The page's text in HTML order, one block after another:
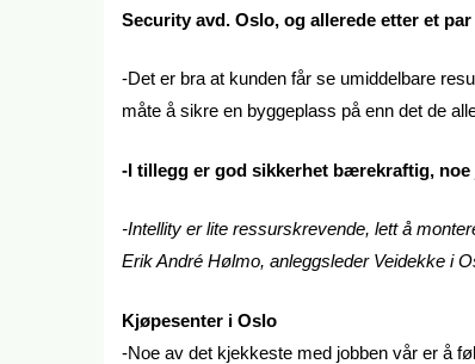
Security avd. Oslo, og allerede etter et
-Det er bra at kunden får se umiddelbare
måte å sikre en byggeplass på enn det de
-I tillegg er god sikkerhet bærekraftig,
-Intellity er lite ressurskrevende, lett å
Erik André Hølmo, anleggsleder Veidekke i
Kjøpesenter i Oslo
-Noe av det kjekkeste med jobben vår er å